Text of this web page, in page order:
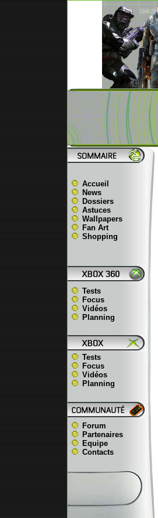
Accueil
News
Dossiers
Astuces
Wallpapers
Fan Art
Shopping
Tests
Focus
Vidéos
Planning
Tests
Focus
Vidéos
Planning
Forum
Partenaires
Equipe
Contacts